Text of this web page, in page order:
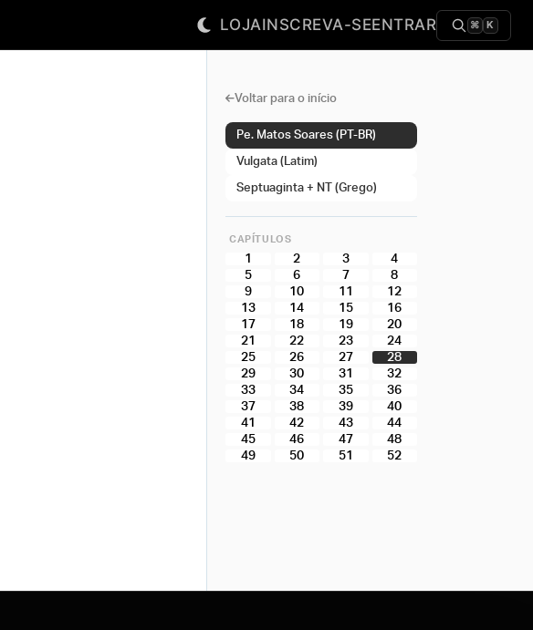
LOJAINSCREVA-SEENTRAR ⌘ K
Voltar para o início
Pe. Matos Soares (PT-BR)
Vulgata (Latim)
Septuaginta + NT (Grego)
CAPÍTULOS
1 2 3
4
5
6 7
8
9
10 11
12
13
14 15
16
17
18 19
20
21
22 23
24
25
26 27
28
29
30 31
32
33
34 35
36
37
38 39
40
41
42 43
44
45
46 47
48
49
50 51 52